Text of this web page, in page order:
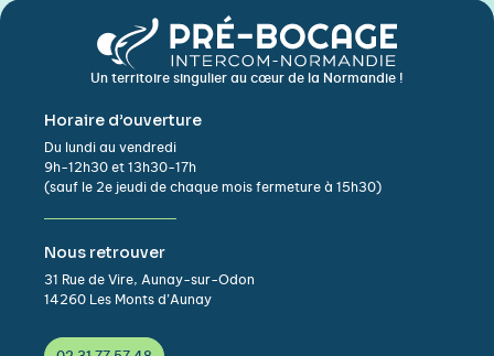
Un territoire singulier au cœur de la Normandie !
Horaire d’ouverture
Du lundi au vendredi
9h-12h30 et 13h30-17h
(sauf le 2e jeudi de chaque mois fermeture à 15h30)
Nous retrouver
31 Rue de Vire, Aunay-sur-Odon
14260 Les Monts d’Aunay